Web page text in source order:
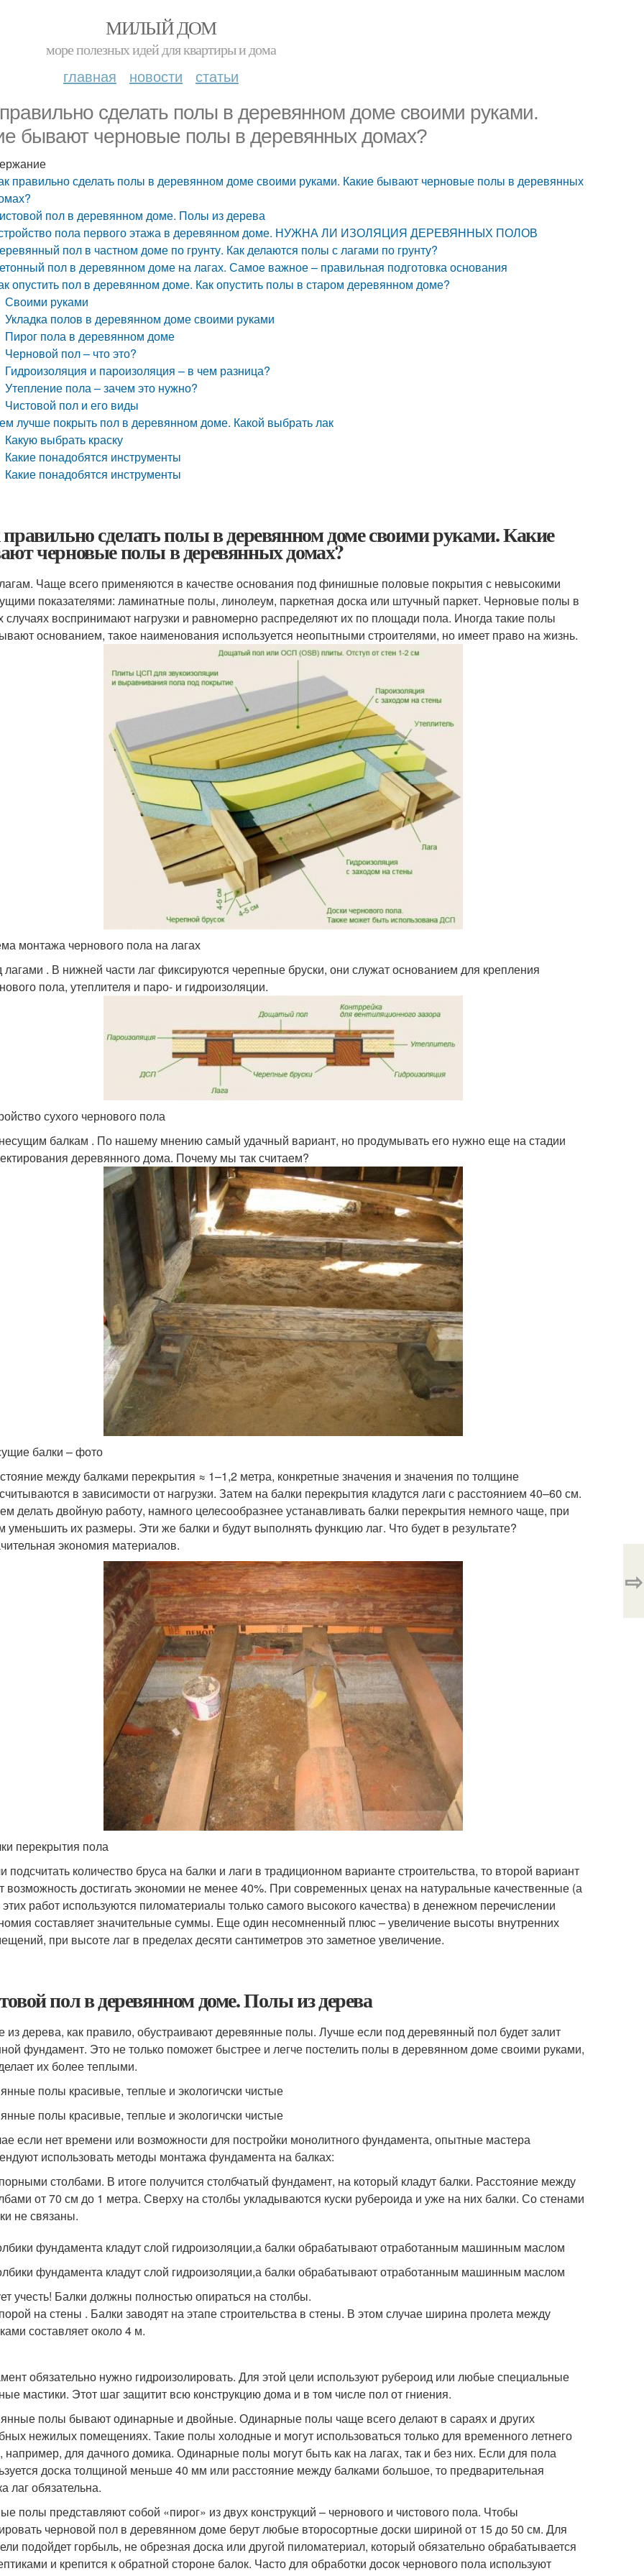
МИЛЫЙ ДОМ
море полезных идей для квартиры и дома
главная новости статьи
сделать полы в деревянном доме своими руками.
бывают черновые полы в деревянных домах?
правильно сделать полы в деревянном доме своими руками. Какие бывают черновые полы в деревянных
пол в деревянном доме. Полы из дерева
пола первого этажа в деревянном доме. НУЖНА ЛИ ИЗОЛЯЦИЯ ДЕРЕВЯННЫХ ПОЛОВ
пол в частном доме по грунту. Как делаются полы с лагами по грунту?
пол в деревянном доме на лагах. Самое важное – правильная подготовка основания
опустить пол в деревянном доме. Как опустить полы в старом деревянном доме?
Своими руками
Укладка полов в деревянном доме своими руками
Пирог пола в деревянном доме
Черновой пол – что это?
Гидроизоляция и пароизоляция – в чем разница?
Утепление пола – зачем это нужно?
Чистовой пол и его виды
лучше покрыть пол в деревянном доме. Какой выбрать лак
Какую выбрать краску
Какие понадобятся инструменты
Какие понадобятся инструменты
сделать полы в деревянном доме своими руками. Какие
черновые полы в деревянных домах?
Чаще всего применяются в качестве основания под финишные половые покрытия с невысокими
показателями: ламинатные полы, линолеум, паркетная доска или штучный паркет. Черновые полы в
случаях воспринимают нагрузки и равномерно распределяют их по площади пола. Иногда такие полы
основанием, такое наименования используется неопытными строителями, но имеет право на жизнь.
монтажа чернового пола на лагах
. В нижней части лаг фиксируются черепные бруски, они служат основанием для крепления
пола, утеплителя и паро- и гидроизоляции.
сухого чернового пола
балкам . По нашему мнению самый удачный вариант, но продумывать его нужно еще на стадии
деревянного дома. Почему мы так считаем?
балки – фото
между балками перекрытия ≈ 1–1,2 метра, конкретные значения и значения по толщине
в зависимости от нагрузки. Затем на балки перекрытия кладутся лаги с расстоянием 40–60 см.
делать двойную работу, намного целесообразнее устанавливать балки перекрытия немного чаще, при
уменьшить их размеры. Эти же балки и будут выполнять функцию лаг. Что будет в результате?
экономия материалов.
перекрытия пола
подсчитать количество бруса на балки и лаги в традиционном варианте строительства, то второй вариант
возможность достигать экономии не менее 40%. При современных ценах на натуральные качественные (а
работ используются пиломатериалы только самого высокого качества) в денежном перечислении
составляет значительные суммы. Еще один несомненный плюс – увеличение высоты внутренних
при высоте лаг в пределах десяти сантиметров это заметное увеличение.
пол в деревянном доме. Полы из дерева
из дерева, как правило, обустраивают деревянные полы. Лучше если под деревянный пол будет залит
фундамент. Это не только поможет быстрее и легче постелить полы в деревянном доме своими руками,
их более теплыми.
полы красивые, теплые и экологичски чистые
полы красивые, теплые и экологичски чистые
если нет времени или возможности для постройки монолитного фундамента, опытные мастера
использовать методы монтажа фундамента на балках:
столбами. В итоге получится столбчатый фундамент, на который кладут балки. Расстояние между
от 70 см до 1 метра. Сверху на столбы укладываются куски рубероида и уже на них балки. Со стенами
не связаны.
фундамента кладут слой гидроизоляции,а балки обрабатывают отработанным машинным маслом
фундамента кладут слой гидроизоляции,а балки обрабатывают отработанным машинным маслом
учесть! Балки должны полностью опираться на столбы.
на стены . Балки заводят на этапе строительства в стены. В этом случае ширина пролета между
составляет около 4 м.
обязательно нужно гидроизолировать. Для этой цели используют рубероид или любые специальные
мастики. Этот шаг защитит всю конструкцию дома и в том числе пол от гниения.
полы бывают одинарные и двойные. Одинарные полы чаще всего делают в сараях и других
нежилых помещениях. Такие полы холодные и могут использоваться только для временного летнего
например, для дачного домика. Одинарные полы могут быть как на лагах, так и без них. Если для пола
доска толщиной меньше 40 мм или расстояние между балками большое, то предварительная
лаг обязательна.
полы представляют собой «пирог» из двух конструкций – чернового и чистового пола. Чтобы
черновой пол в деревянном доме берут любые второсортные доски шириной от 15 до 50 см. Для
подойдет горбыль, не обрезная доска или другой пиломатериал, который обязательно обрабатывается
и крепится к обратной стороне балок. Часто для обработки досок чернового пола используют
⇨